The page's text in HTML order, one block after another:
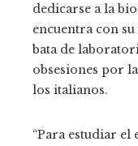
dedicarse a la
encuentra con
bata de
obsesiones por
los italianos.
“Para estudiar el